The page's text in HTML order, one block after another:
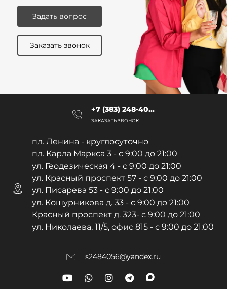
Задать вопрос
Заказать звонок
+7 (383) 248-40...
ЗАКАЗАТЬ ЗВОНОК
пл. Ленина - круглосуточно
пл. Карла Маркса 3 - с 9:00 до 21:00
ул. Геодезическая 4 - с 9:00 до 21:00
ул. Красный проспект 57 - с 9:00 до 21:00
ул. Писарева 53 - с 9:00 до 21:00
ул. Кошурникова д. 33 - с 9:00 до 21:00
Красный проспект д. 323- с 9:00 до 21:00
ул. Николаева, 11/5, офис 815 - с 9:00 до 21:00
s2484056@yandex.ru